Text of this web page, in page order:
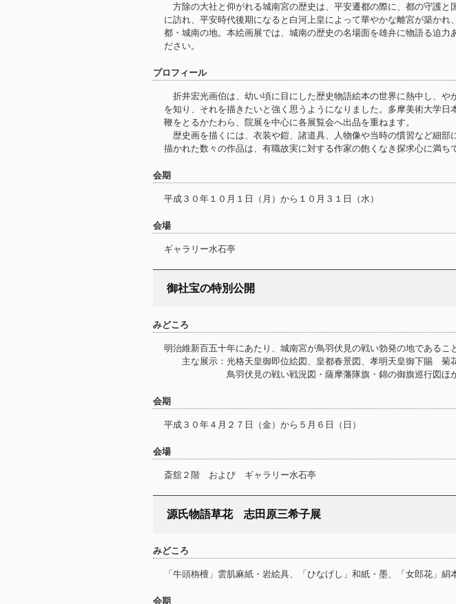
方除の大社と仰がれる城南宮の歴史は、平安遷都の際に、都の守護
に訪れ、平安時代後期になると白河上皇によって華やかな離宮が築か
都・城南の地。本絵画展では、城南の歴史の名場面を雄弁に物語る迫
ださい。
プロフィール
折井宏光画伯は、幼い頃に目にした歴史物語絵本の世界に熱中し、
を知り、それを描きたいと強く思うようになりました。多摩美術大学
鞭をとるかたわら、院展を中心に各展覧会へ出品を重ねます。
歴史画を描くには、衣装や鎧、諸道具、人物像や当時の慣習など細
描かれた数々の作品は、有職故実に対する作家の飽くなき探求心に満ち
会期
平成３０年１０月１日（月）から１０月３１日（水）
会場
ギャラリー水石亭
御社宝の特別公開
みどころ
明治維新百五十年にあたり、城南宮が鳥羽伏見の戦い勃発の地である
主な展示：光格天皇御即位絵図、皇都春景図、孝明天皇御下
鳥羽伏見の戦い戦況図・薩摩藩隊旗・錦の御旗巡行図ほ
会期
平成３０年４月２７日（金）から５月６日（日）
会場
斎舘２階 および ギャラリー水石亭
源氏物語草花 志田原三希子展
みどころ
「牛頭栴檀」雲肌麻紙・岩絵具、「ひなげし」和紙・墨、「女郎花」
会期